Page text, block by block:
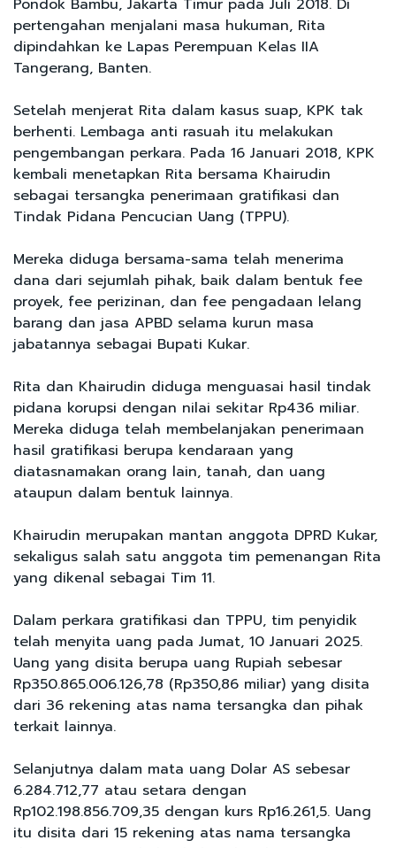
Pondok Bambu, Jakarta Timur pada Juli 2018. Di
pertengahan menjalani masa hukuman, Rita
dipindahkan ke Lapas Perempuan Kelas IIA
Tangerang, Banten.
Setelah menjerat Rita dalam kasus suap, KPK tak
berhenti. Lembaga anti rasuah itu melakukan
pengembangan perkara. Pada 16 Januari 2018, KPK
kembali menetapkan Rita bersama Khairudin
sebagai tersangka penerimaan gratifikasi dan
Tindak Pidana Pencucian Uang (TPPU).
Mereka diduga bersama-sama telah menerima
dana dari sejumlah pihak, baik dalam bentuk fee
proyek, fee perizinan, dan fee pengadaan lelang
barang dan jasa APBD selama kurun masa
jabatannya sebagai Bupati Kukar.
Rita dan Khairudin diduga menguasai hasil tindak
pidana korupsi dengan nilai sekitar Rp436 miliar.
Mereka diduga telah membelanjakan penerimaan
hasil gratifikasi berupa kendaraan yang
diatasnamakan orang lain, tanah, dan uang
ataupun dalam bentuk lainnya.
Khairudin merupakan mantan anggota DPRD Kukar,
sekaligus salah satu anggota tim pemenangan Rita
yang dikenal sebagai Tim 11.
Dalam perkara gratifikasi dan TPPU, tim penyidik
telah menyita uang pada Jumat, 10 Januari 2025.
Uang yang disita berupa uang Rupiah sebesar
Rp350.865.006.126,78 (Rp350,86 miliar) yang disita
dari 36 rekening atas nama tersangka dan pihak
terkait lainnya.
Selanjutnya dalam mata uang Dolar AS sebesar
6.284.712,77 atau setara dengan
Rp102.198.856.709,35 dengan kurs Rp16.261,5. Uang
itu disita dari 15 rekening atas nama tersangka